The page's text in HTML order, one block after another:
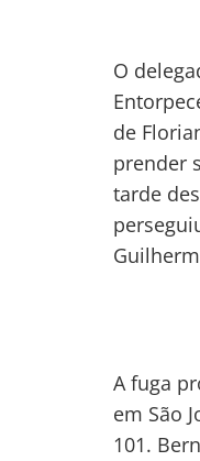
O
de
prender
tarde
A fuga
em São
101.